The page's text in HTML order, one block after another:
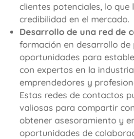
clientes potenciales, lo
credibilidad en el mercado.
Desarrollo de una red de
formación en desarrollo
oportunidades para
con expertos en la
emprendedores y
Estas redes de contactos
valiosas para compartir
obtener asesoramiento y
oportunidades de